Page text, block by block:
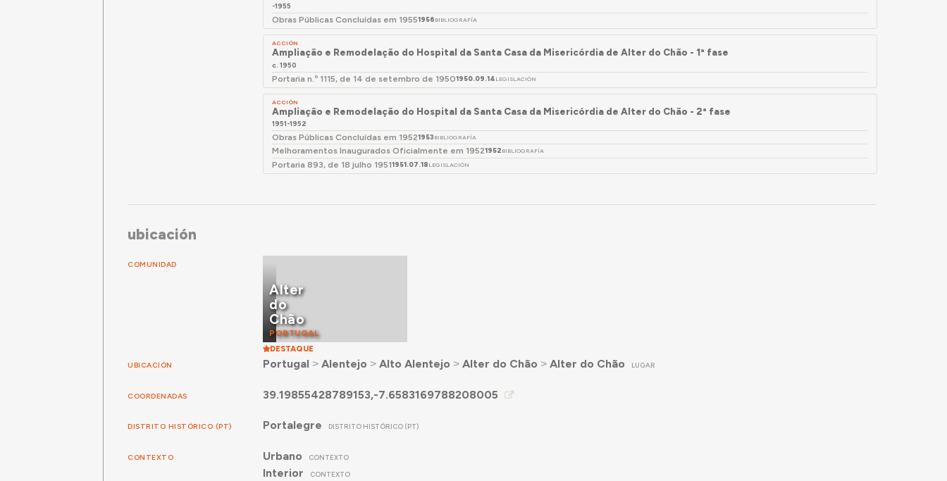
-1955
Obras Públicas Concluídas em 19551956 BIBLIOGRAFÍA
ACCIÓN
Ampliação e Remodelação do Hospital da Santa Casa da Misericórdia de Alter do Chão - 1ª fase
c. 1950
Portaria n.º 1115, de 14 de setembro de 19501950.09.14 LEGISLACIÓN
ACCIÓN
Ampliação e Remodelação do Hospital da Santa Casa da Misericórdia de Alter do Chão - 2ª fase
1951-1952
Obras Públicas Concluídas em 19521953 BIBLIOGRAFÍA
Melhoramentos Inaugurados Oficialmente em 19521952 BIBLIOGRAFÍA
Portaria 893, de 18 julho 19511951.07.18 LEGISLACIÓN
ubicación
COMUNIDAD
Alter
do
Chão
PORTUGAL
DESTAQUE
UBICACIÓN Portugal ˃ Alentejo ˃ Alto Alentejo ˃ Alter do Chão ˃ Alter do Chão LUGAR
COORDENADAS 39.19855428789153,-7.6583169788208005
DISTRITO HISTÓRICO (PT) Portalegre DISTRITO HISTÓRICO (PT)
CONTEXTO Urbano CONTEXTO
Interior CONTEXTO